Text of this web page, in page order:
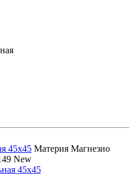
45x45 Материя Магнезио
New